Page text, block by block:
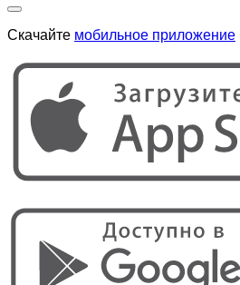
Скачайте мобильное приложение